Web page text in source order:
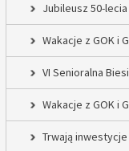
Jubileusz 50-lecia
Wakacje z GOK i
VI Senioralna
Wakacje z GOK i
Trwają inwestycje